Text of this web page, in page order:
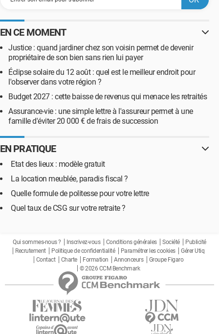
EN CE MOMENT
Justice : quand jardiner chez son voisin permet de devenir
propriétaire de son bien sans rien lui payer
Éclipse solaire du 12 août : quel est le meilleur endroit pour
l'observer dans votre région ?
Budget 2027 : cette baisse de revenus qui menace les retraités
Assurance-vie : une simple lettre à l'assureur permet à une
famille d'éviter 20 000 € de frais de succession
EN PRATIQUE
Etat des lieux : modèle gratuit
La location meublée, paradis fiscal ?
Quelle formule de politesse pour votre lettre
Quel taux de CSG sur votre retraite ?
Qui sommes-nous ? Inscrivez-vous Conditions générales Société
Publicité
Recrutement
Politique de confidentialité Paramétrer les cookies
Gérer Utiq
Contact
Charte Formation Annonceurs
Groupe Figaro
© 2026 CCM Benchmark